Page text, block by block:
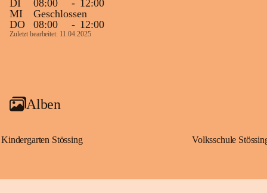
DI
08:00 - 12:00
MI
Geschlossen
DO
08:00 - 12:00
Zuletzt bearbeitet: 11.04.2025
Alben
Kindergarten Stössing Volksschule